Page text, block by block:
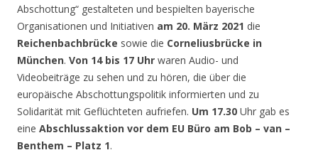
Abschottung“ gestalteten und bespielten bayerische
Organisationen und Initiativen am 20. März 2021 die
Reichenbachbrücke sowie die Corneliusbrücke in
München. Von 14 bis 17 Uhr waren Audio- und
Videobeiträge zu sehen und zu hören, die über die
europäische Abschottungspolitik informierten und zu
Solidarität mit Geflüchteten aufriefen. Um 17.30 Uhr gab es
eine Abschlussaktion vor dem EU Büro am Bob – van –
Benthem – Platz 1.